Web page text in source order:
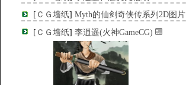
[ ＣＧ墙纸] Myth的仙剑奇侠传系列2D图片
[ ＣＧ墙纸] 李逍遥(火神GameCG)